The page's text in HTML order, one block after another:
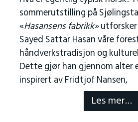
sommerutstilling på
«Hasansens fabrikk»utforsker
Sayed Sattar Hasan våre
håndverkstradisjon og
Dette gjør han gjennom alter
inspirert av Fridtjof Nansen,
Les mer…